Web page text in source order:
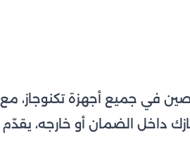
في جميع أجهزة تكنوجاز، مع
داخل الضمان أو خارجه، يقدّم